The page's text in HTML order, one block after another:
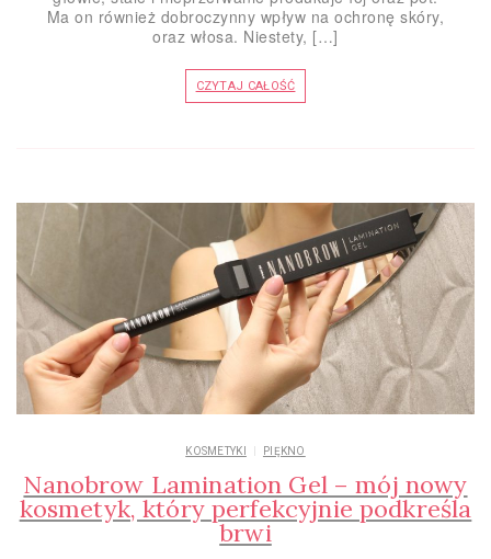
Ma on również dobroczynny wpływ na ochronę skóry,
oraz włosa. Niestety, […]
CZYTAJ CAŁOŚĆ
KOSMETYKI PIĘKNO
Nanobrow Lamination Gel – mój nowy
kosmetyk, który perfekcyjnie podkreśla
brwi